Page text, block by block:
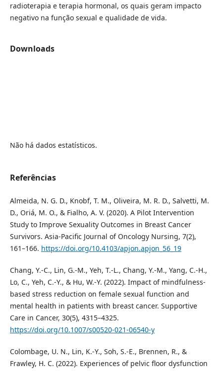
radioterapia e terapia hormonal, os quais geram impacto
negativo na função sexual e qualidade de vida.
Downloads
Não há dados estatísticos.
Referências
Almeida, N. G. D., Knobf, T. M., Oliveira, M. R. D., Salvetti, M.
D., Oriá, M. O., & Fialho, A. V. (2020). A Pilot Intervention
Study to Improve Sexuality Outcomes in Breast Cancer
Survivors. Asia-Pacific Journal of Oncology Nursing, 7(2),
161–166. https://doi.org/10.4103/apjon.apjon_56_19
Chang, Y.-C., Lin, G.-M., Yeh, T.-L., Chang, Y.-M., Yang, C.-H.,
Lo, C., Yeh, C.-Y., & Hu, W.-Y. (2022). Impact of mindfulness-
based stress reduction on female sexual function and
mental health in patients with breast cancer. Supportive
Care in Cancer, 30(5), 4315–4325.
https://doi.org/10.1007/s00520-021-06540-y
Colombage, U. N., Lin, K.-Y., Soh, S.-E., Brennen, R., &
Frawley, H. C. (2022). Experiences of pelvic floor dysfunction